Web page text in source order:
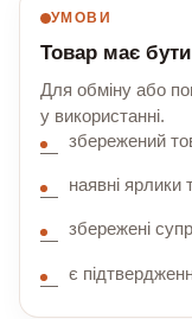
УМОВИ
Товар має
Для обміну або
у використанні.
збережений
наявні ярлики
збережені
є